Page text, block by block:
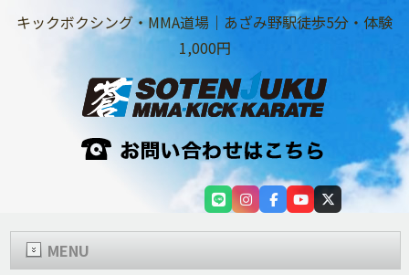
キックボクシング・MMA道場｜あざみ野駅徒歩5分・体験
1,000円
MENU